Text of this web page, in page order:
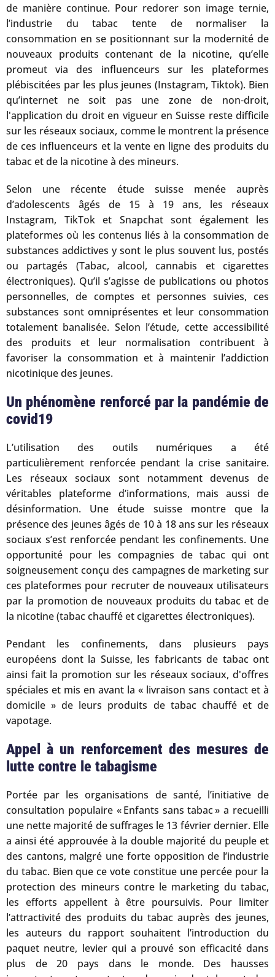
de manière continue. Pour redorer son image ternie,
l’industrie du tabac tente de normaliser la
consommation en se positionnant sur la modernité de
nouveaux produits contenant de la nicotine, qu’elle
promeut via des influenceurs sur les plateformes
plébiscitées par les plus jeunes (Instagram, Tiktok). Bien
qu’internet ne soit pas une zone de non-droit,
l'application du droit en vigueur en Suisse reste difficile
sur les réseaux sociaux, comme le montrent la présence
de ces influenceurs et la vente en ligne des produits du
tabac et de la nicotine à des mineurs.
Selon une récente étude suisse menée auprès
d’adolescents âgés de 15 à 19 ans, les réseaux
Instagram, TikTok et Snapchat sont également les
plateformes où les contenus liés à la consommation de
substances addictives y sont le plus souvent lus, postés
ou partagés (Tabac, alcool, cannabis et cigarettes
électroniques). Qu’il s’agisse de publications ou photos
personnelles, de comptes et personnes suivies, ces
substances sont omniprésentes et leur consommation
totalement banalisée. Selon l’étude, cette accessibilité
des produits et leur normalisation contribuent à
favoriser la consommation et à maintenir l’addiction
nicotinique des jeunes.
Un phénomène renforcé par la pandémie de
covid19
L’utilisation des outils numériques a été
particulièrement renforcée pendant la crise sanitaire.
Les réseaux sociaux sont notamment devenus de
véritables plateforme d’informations, mais aussi de
désinformation. Une étude suisse montre que la
présence des jeunes âgés de 10 à 18 ans sur les réseaux
sociaux s’est renforcée pendant les confinements. Une
opportunité pour les compagnies de tabac qui ont
soigneusement conçu des campagnes de marketing sur
ces plateformes pour recruter de nouveaux utilisateurs
par la promotion de nouveaux produits du tabac et de
la nicotine (tabac chauffé et cigarettes électroniques).
Pendant les confinements, dans plusieurs pays
européens dont la Suisse, les fabricants de tabac ont
ainsi fait la promotion sur les réseaux sociaux, d'offres
spéciales et mis en avant la « livraison sans contact et à
domicile » de leurs produits de tabac chauffé et de
vapotage.
Appel à un renforcement des mesures de
lutte contre le tabagisme
Portée par les organisations de santé, l’initiative de
consultation populaire « Enfants sans tabac » a recueilli
une nette majorité de suffrages le 13 février dernier. Elle
a ainsi été approuvée à la double majorité du peuple et
des cantons, malgré une forte opposition de l’industrie
du tabac. Bien que ce vote constitue une percée pour la
protection des mineurs contre le marketing du tabac,
les efforts appellent à être poursuivis. Pour limiter
l’attractivité des produits du tabac auprès des jeunes,
les auteurs du rapport souhaitent l’introduction du
paquet neutre, levier qui a prouvé son efficacité dans
plus de 20 pays dans le monde. Des hausses